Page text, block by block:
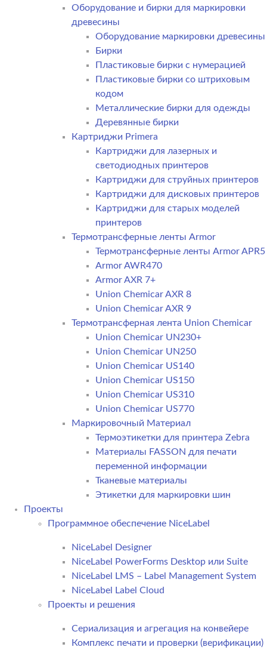
Оборудование и бирки для маркировки
древесины
Оборудование маркировки древесины
Бирки
Пластиковые бирки с нумерацией
Пластиковые бирки со штриховым
кодом
Металлические бирки для одежды
Деревянные бирки
Картриджи Primera
Картриджи для лазерных и
светодиодных принтеров
Картриджи для струйных принтеров
Картриджи для дисковых принтеров
Картриджи для старых моделей
принтеров
Термотрансферные ленты Armor
Термотрансферные ленты Armor APR5
Armor AWR470
Armor AXR 7+
Union Chemicar AXR 8
Union Chemicar AXR 9
Термотрансферная лента Union Chemicar
Union Chemicar UN230+
Union Chemicar UN250
Union Chemicar US140
Union Chemicar US150
Union Chemicar US310
Union Chemicar US770
Маркировочный Материал
Термоэтикетки для принтера Zebra
Материалы FASSON для печати
переменной информации
Тканевые материалы
Этикетки для маркировки шин
Проекты
Программное обеспечение NiceLabel
NiceLabel Designer
NiceLabel PowerForms Desktop или Suite
NiceLabel LMS – Label Management System
NiceLabel Label Cloud
Проекты и решения
Сериализация и агрегация на конвейере
Комплекс печати и проверки (верификации)